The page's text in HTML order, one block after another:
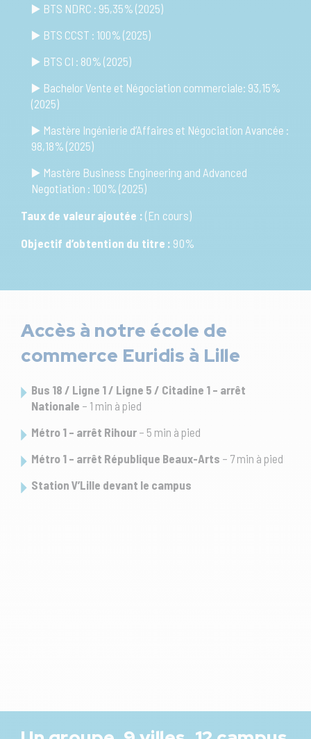
▶️ BTS NDRC : 95,35% (2025)
▶️ BTS CCST : 100% (2025)
▶️ BTS CI : 80% (2025)
▶️ Bachelor Vente et Négociation commerciale: 93,15%
(2025)
▶️ Mastère Ingénierie d’Affaires et Négociation Avancée :
98,18% (2025)
▶️ Mastère Business Engineering and Advanced
Negotiation : 100% (2025)
Taux de valeur ajoutée : (En cours)
Objectif d’obtention du titre : 90%
Accès à notre école de
commerce Euridis à Lille
Bus 18 / Ligne 1 / Ligne 5 / Citadine 1 – arrêt
Nationale – 1 min à pied
Métro 1 – arrêt Rihour – 5 min à pied
Métro 1 – arrêt République Beaux-Arts – 7 min à pied
Station V’Lille devant le campus